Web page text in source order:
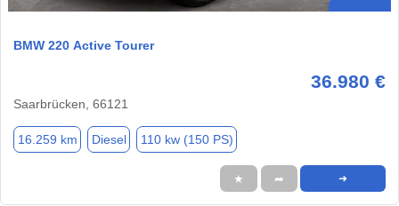
BMW 220 Active Tourer
36.980 €
Saarbrücken, 66121
16.259 km Diesel 110 kw (150 PS)
★ ➦ ➜